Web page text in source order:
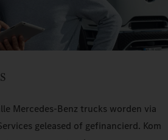
Mercedes-Benz trucks worden via
geleased of gefinancierd. Kom